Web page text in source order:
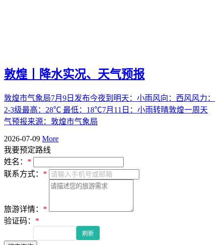
敦煌丨降水实况、天气预报
敦煌市气象局7月9日发布今夜到明天：小雨风向：西风风力：
2-3级最高：28℃ 最低：18℃7月11日：小雨转晴敦煌一周天
气预报来源：敦煌市气象局
2026-07-09 More
我要预定路线
姓名： *
联系方式： *
旅游详情： *
验证码： *
刷新